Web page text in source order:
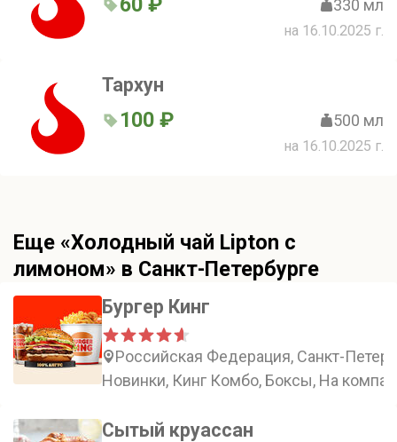
330 мл
на 16.10.2025 г.
Тархун
100 ₽ 500 мл
на 16.10.2025 г.
Еще «Холодный чай Lipton с
лимоном» в Санкт-Петербурге
Бургер Кинг
Российская Федерация, Санкт-
Новинки, Кинг Комбо, Боксы, На
Cытый круассан